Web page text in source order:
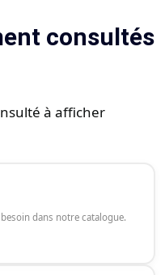
consultés
à afficher
dans notre catalogue.